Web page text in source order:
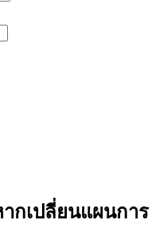
กเปลี่ยนแผนการ